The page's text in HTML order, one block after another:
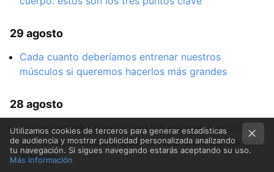
29 agosto
Cada cuanto deberíamos entrenar nuestros
músculos si queremos hacerlos más grandes
28 agosto
Soy entrenador y estos son los mejores ejercicios
que te recomiendo si quieres tener unos bíceps más
grandes
Utilizamos cookies de terceros para generar estadísticas
de audiencia y mostrar publicidad personalizada analizando
tu navegación. Si sigues navegando estarás aceptando su uso.
Más información